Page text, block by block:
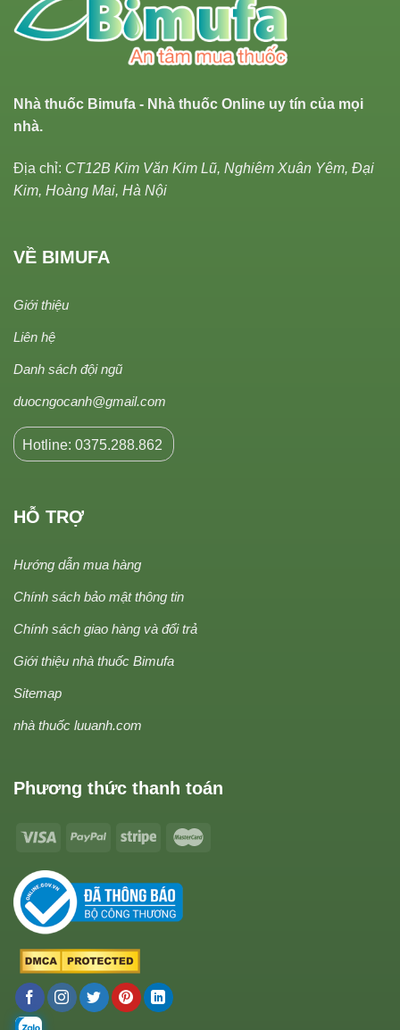
Nhà thuốc Bimufa - Nhà thuốc Online uy tín của mọi
nhà.
Địa chỉ: CT12B Kim Văn Kim Lũ, Nghiêm Xuân Yêm, Đại
Kim, Hoàng Mai, Hà Nội
VỀ BIMUFA
Giới thiệu
Liên hệ
Danh sách đội ngũ
duocngocanh@gmail.com
Hotline: 0375.288.862
HỖ TRỢ
Hướng dẫn mua hàng
Chính sách bảo mật thông tin
Chính sách giao hàng và đổi trả
Giới thiệu nhà thuốc Bimufa
Sitemap
nhà thuốc luuanh.com
Phương thức thanh toán